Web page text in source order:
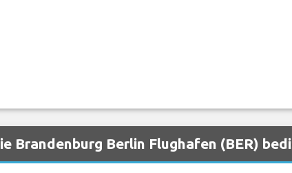
Brandenburg Berlin Flughafen (BER)